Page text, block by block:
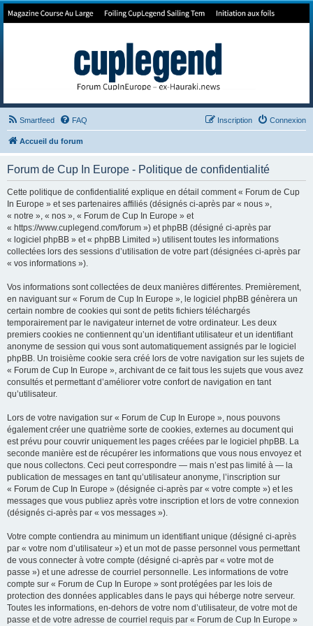
Forum de Cup In Europe
Smartfeed FAQ Connexion
Inscription
Accueil du forum
Forum de Cup In Europe - Politique de confidentialité
Cette politique de confidentialité explique en détail comment « Forum de Cup
In Europe » et ses partenaires affiliés (désignés ci-après par « nous »,
« notre », « nos », « Forum de Cup In Europe » et
« https://www.cuplegend.com/forum ») et phpBB (désigné ci-après par
« logiciel phpBB » et « phpBB Limited ») utilisent toutes les informations
collectées lors des sessions d’utilisation de votre part (désignées ci-après par
« vos informations »).
Vos informations sont collectées de deux manières différentes. Premièrement,
en naviguant sur « Forum de Cup In Europe », le logiciel phpBB génèrera un
certain nombre de cookies qui sont de petits fichiers téléchargés
temporairement par le navigateur internet de votre ordinateur. Les deux
premiers cookies ne contiennent qu’un identifiant utilisateur et un identifiant
anonyme de session qui vous sont automatiquement assignés par le logiciel
phpBB. Un troisième cookie sera créé lors de votre navigation sur les sujets de
« Forum de Cup In Europe », archivant de ce fait tous les sujets que vous avez
consultés et permettant d’améliorer votre confort de navigation en tant
qu’utilisateur.
Lors de votre navigation sur « Forum de Cup In Europe », nous pouvons
également créer une quatrième sorte de cookies, externes au document qui
est prévu pour couvrir uniquement les pages créées par le logiciel phpBB. La
seconde manière est de récupérer les informations que vous nous envoyez et
que nous collectons. Ceci peut correspondre — mais n’est pas limité à — la
publication de messages en tant qu’utilisateur anonyme, l’inscription sur
« Forum de Cup In Europe » (désignée ci-après par « votre compte ») et les
messages que vous publiez après votre inscription et lors de votre connexion
(désignés ci-après par « vos messages »).
Votre compte contiendra au minimum un identifiant unique (désigné ci-après
par « votre nom d’utilisateur ») et un mot de passe personnel vous permettant
de vous connecter à votre compte (désigné ci-après par « votre mot de
passe ») et une adresse de courriel personnelle. Les informations de votre
compte sur « Forum de Cup In Europe » sont protégées par les lois de
protection des données applicables dans le pays qui héberge notre serveur.
Toutes les informations, en-dehors de votre nom d’utilisateur, de votre mot de
passe et de votre adresse de courriel requis par « Forum de Cup In Europe »